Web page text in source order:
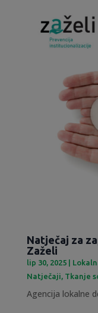
Natječaj za
Zaželi
lip 30, 2025|
Natječaji, Tkanje
Agencija lokalne